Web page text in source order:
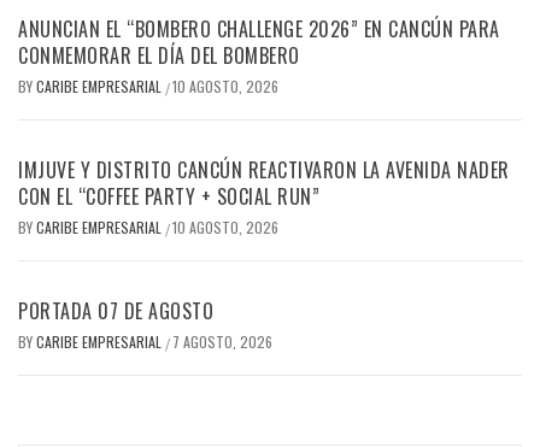
ANUNCIAN EL “BOMBERO CHALLENGE 2026” EN CANCÚN PARA
CONMEMORAR EL DÍA DEL BOMBERO
BYCARIBE EMPRESARIAL /10 AGOSTO, 2026
IMJUVE Y DISTRITO CANCÚN REACTIVARON LA AVENIDA NADER
CON EL “COFFEE PARTY + SOCIAL RUN”
BYCARIBE EMPRESARIAL /10 AGOSTO, 2026
PORTADA 07 DE AGOSTO
BYCARIBE EMPRESARIAL / 7 AGOSTO, 2026